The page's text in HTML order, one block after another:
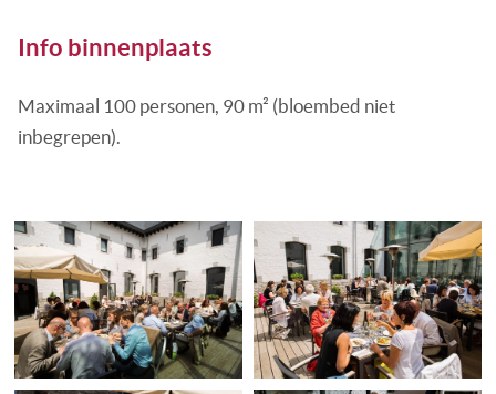
Info binnenplaats
Maximaal 100 personen, 90 m² (bloembed niet
inbegrepen).